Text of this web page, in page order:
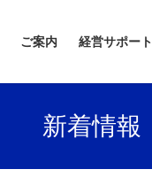
ご案内 経営サポート
新着情報